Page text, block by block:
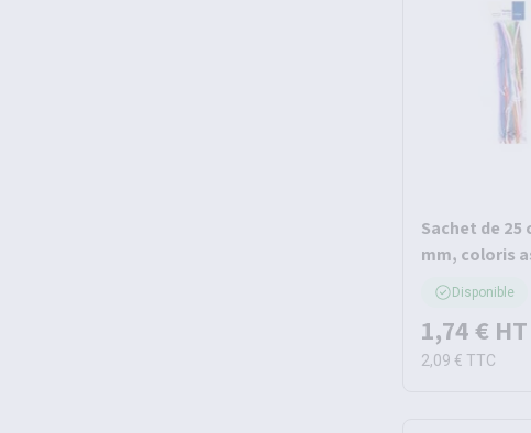
Sachet de 25
mm, coloris
Disponible
1,74 € HT
2,09 € TTC